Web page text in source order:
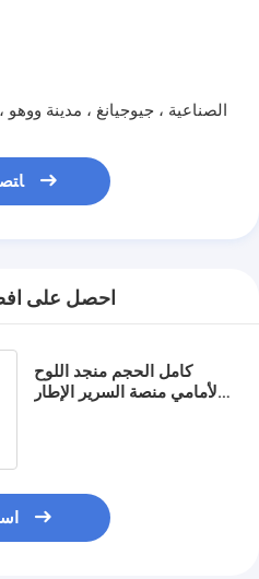
احصل على
كامل الحجم منجد اللوح
الأمامي منصة السرير الإطار